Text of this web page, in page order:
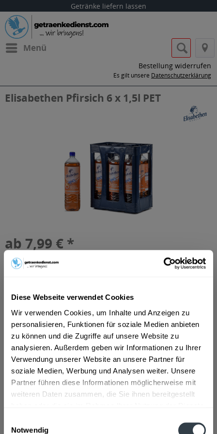
Diese Webseite verwendet Cookies
Wir verwenden Cookies, um Inhalte und Anzeigen zu
personalisieren, Funktionen für soziale Medien anbieten
zu können und die Zugriffe auf unsere Website zu
analysieren. Außerdem geben wir Informationen zu Ihrer
Verwendung unserer Website an unsere Partner für
soziale Medien, Werbung und Analysen weiter. Unsere
Partner führen diese Informationen möglicherweise mit
weiteren Daten zusammen, die Sie ihnen bereitgestellt
Notwendig
Getränke liefern lassen
Menü
Bestellung widerrufen
Es gilt unsere Datenschutzerklärung
Elisabethen Pfirsich 6 x 1,5l PET
ab 7,99 € *
inkl. MwSt.ggf. zzgl. Erschwerniszuschlag
+3,00 € Pfand
In denWarenkorb
Artikel-Nr.:
36302
Verfügbar in:
Frankfurt am Main ,Rastatt,Ginsheim-Gustavsburg
Beschreibung